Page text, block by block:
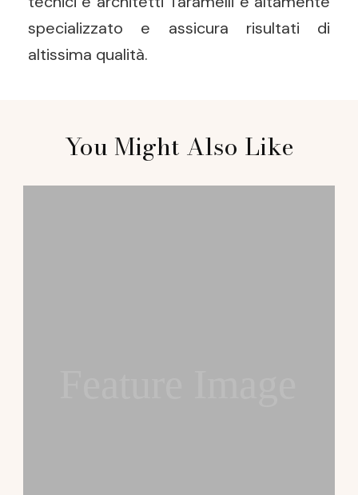
specializzato e assicura risultati di
altissima qualità.
Navigation
You Might Also Like